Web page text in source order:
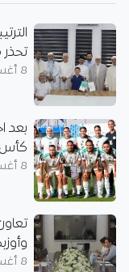
8 أغسطس 2026
بعد
كأس
8 أغسطس 2026
8 أغسطس 2026